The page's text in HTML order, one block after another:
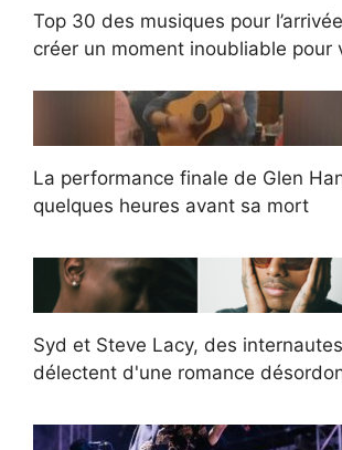
Top 30 des musiques pour
créer un moment inoubliable pour
La performance finale de Glen
quelques heures avant sa mort
Syd et Steve Lacy, des
délectent d'une romance